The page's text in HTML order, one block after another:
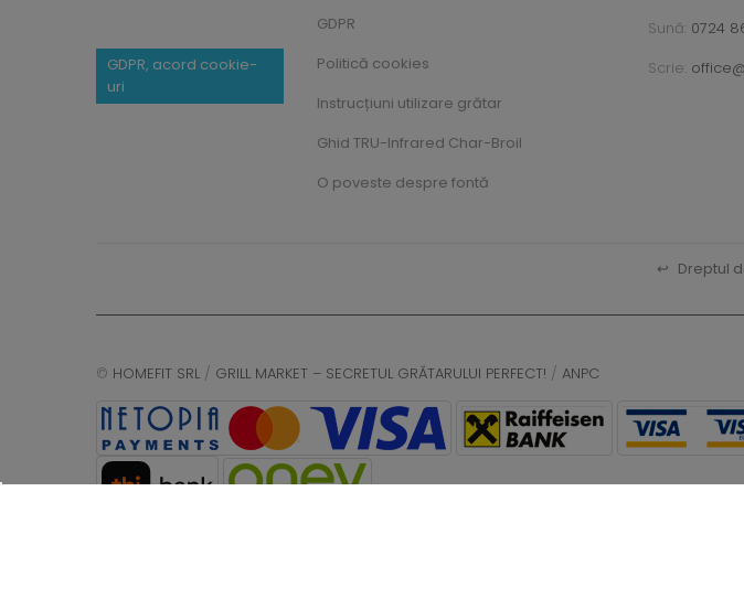
GDPR, acord cookie-
uri
GDPR
Politică cookies
Instrucțiuni utilizare grătar
Ghid TRU-Infrared Char-Broil
O poveste despre fontă
Sună: 0724
Scrie:
↩ Dreptul
© HOMEFIT SRL / GRILL MARKET – SECRETUL GRĂTARULUI PERFECT! / ANPC